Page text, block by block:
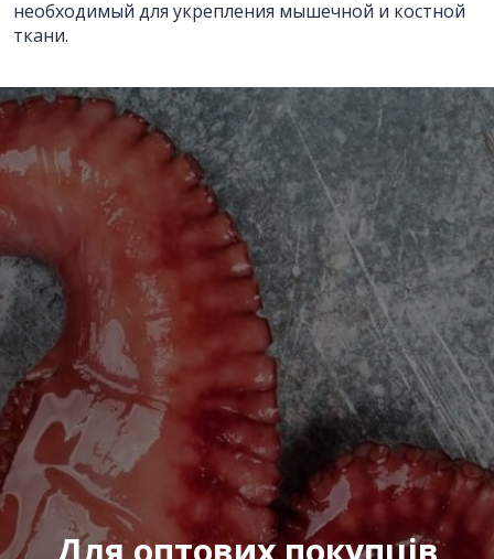
необходимый для укрепления мышечной и костной
ткани.
Відправити